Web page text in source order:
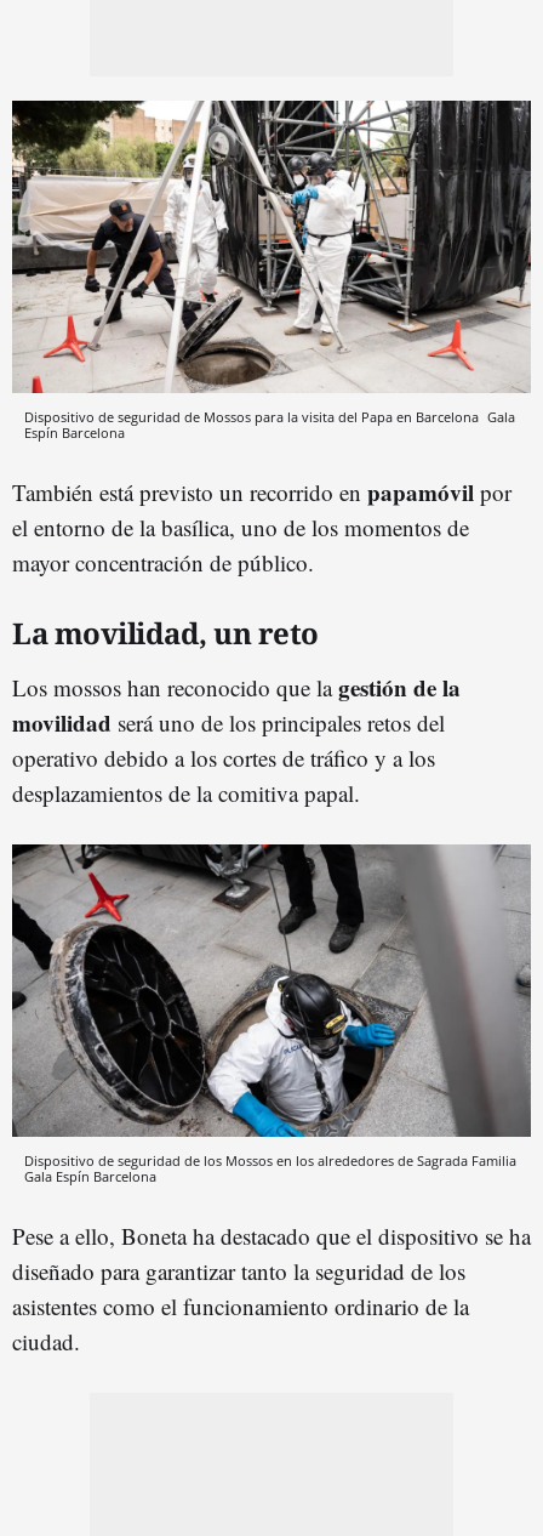
Dispositivo de seguridad de Mossos para la visita del Papa en Barcelona Gala
Espín Barcelona
También está previsto un recorrido en papamóvil por
el entorno de la basílica, uno de los momentos de
mayor concentración de público.
La movilidad, un reto
Los mossos han reconocido que lagestión de la
movilidad será uno de los principales retos del
operativo debido a los cortes de tráfico y a los
desplazamientos de la comitiva papal.
Dispositivo de seguridad de los Mossos en los alrededores de Sagrada Familia
Gala Espín Barcelona
Pese a ello, Boneta ha destacado que el dispositivo se ha
diseñado para garantizar tanto la seguridad de los
asistentes como el funcionamiento ordinario de la
ciudad.